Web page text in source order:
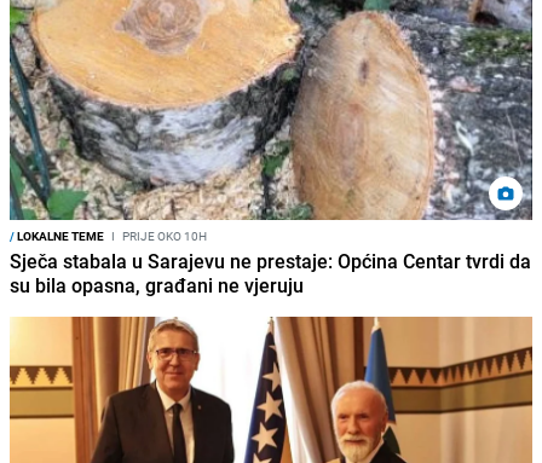
/LOKALNE TEME I PRIJE OKO 10H
Sječa stabala u Sarajevu ne prestaje: Općina Centar tvrdi da
su bila opasna, građani ne vjeruju